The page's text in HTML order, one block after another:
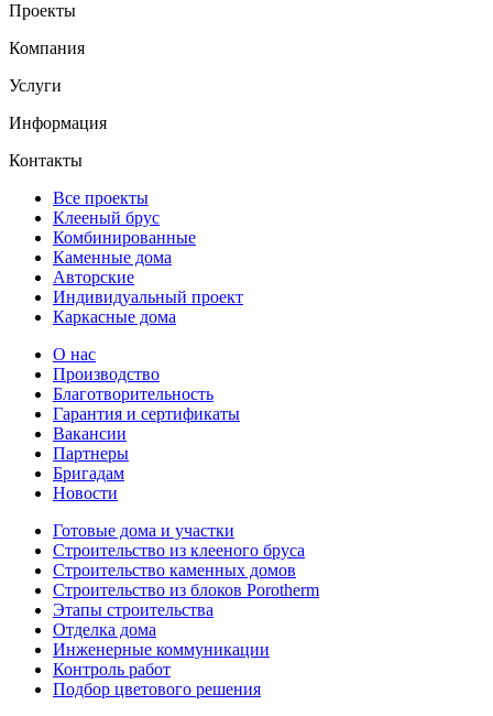
Проекты
Компания
Услуги
Информация
Контакты
Все проекты
Клееный брус
Комбинированные
Каменные дома
Авторские
Индивидуальный проект
Каркасные дома
О нас
Производство
Благотворительность
Гарантия и сертификаты
Вакансии
Партнеры
Бригадам
Новости
Готовые дома и участки
Строительство из клееного бруса
Строительство каменных домов
Строительство из блоков Porotherm
Этапы строительства
Отделка дома
Инженерные коммуникации
Контроль работ
Подбор цветового решения